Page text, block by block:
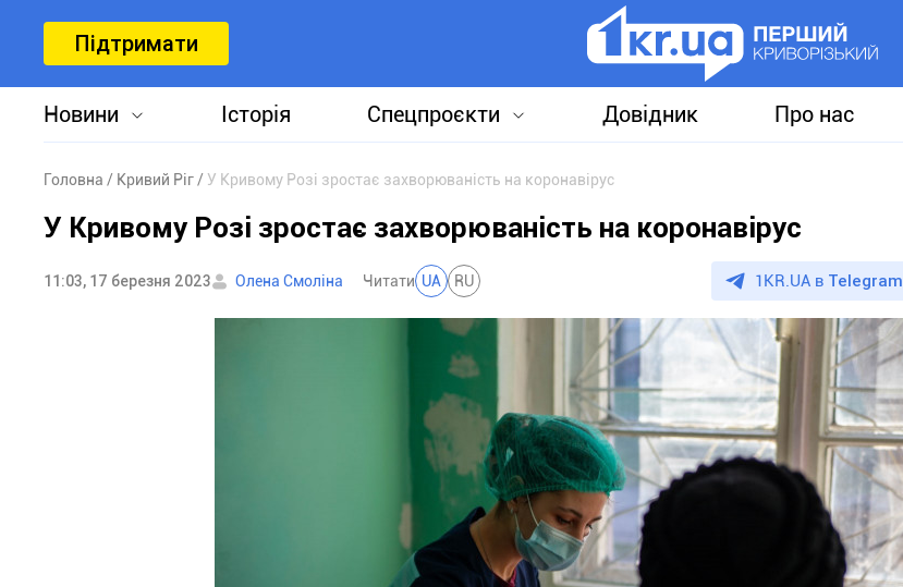
Підтримати
Новини Історія Спецпроєкти Довідник Про нас
Головна Кривий Ріг У Кривому Розі зростає захворюваність на коронавірус
У Кривому Розі зростає захворюваність на коронавірус
11:03, 17 березня 2023 Олена Смоліна Читати UA RU 1KR.UA в Telegram